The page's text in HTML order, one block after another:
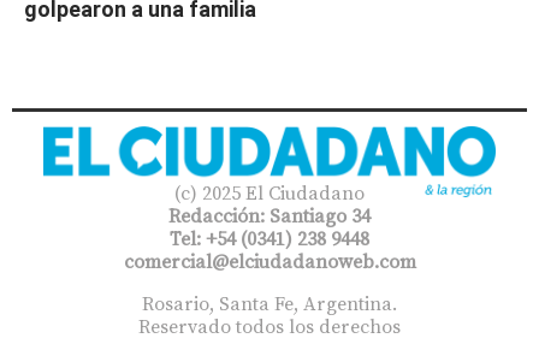
golpearon a una familia
(c) 2025 El Ciudadano
Redacción: Santiago 34
Tel: +54 (0341) 238 9448
comercial@elciudadanoweb.com​
Rosario, Santa Fe, Argentina.
Reservado todos los derechos